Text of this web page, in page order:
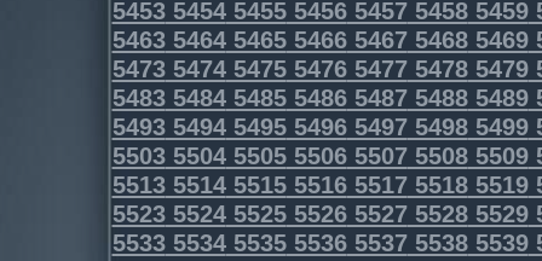
5453545454555456545754585459
5463546454655466546754685469
5473547454755476547754785479
5483548454855486548754885489
5493549454955496549754985499
5503550455055506550755085509
5513551455155516551755185519
5523552455255526552755285529
5533553455355536553755385539